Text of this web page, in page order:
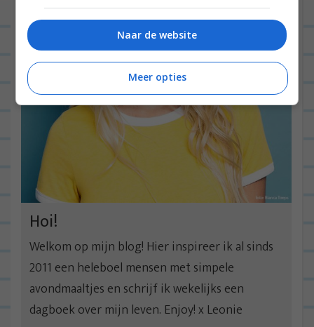
Hoi!
Welkom op mijn blog! Hier inspireer ik al sinds
2011 een heleboel mensen met simpele
avondmaaltjes en schrijf ik wekelijks een
dagboek over mijn leven. Enjoy! x Leonie
Naar de website
Meer opties